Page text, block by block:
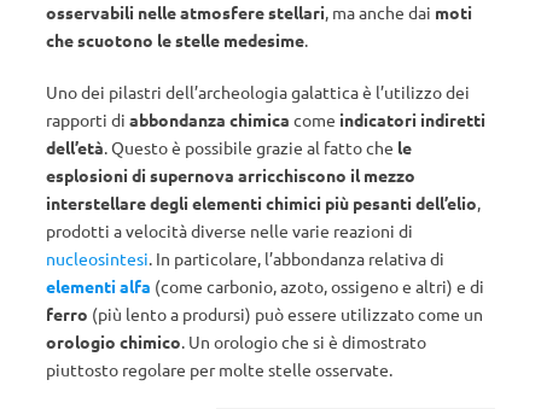
osservabili nelle atmosfere stellari, ma anche dai moti
che scuotono le stelle medesime.
Uno dei pilastri dell’archeologia galattica è l’utilizzo dei
rapporti di abbondanza chimica come indicatori indiretti
dell’età. Questo è possibile grazie al fatto che le
esplosioni di supernova arricchiscono il mezzo
interstellare degli elementi chimici più pesanti dell’elio,
prodotti a velocità diverse nelle varie reazioni di
nucleosintesi. In particolare, l’abbondanza relativa di
elementi alfa (come carbonio, azoto, ossigeno e altri) e di
ferro (più lento a prodursi) può essere utilizzato come un
orologio chimico. Un orologio che si è dimostrato
piuttosto regolare per molte stelle osservate.